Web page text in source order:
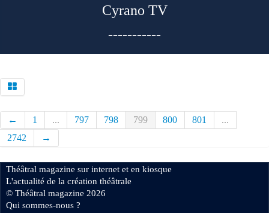
Cyrano TV
-----------
← 1 ... 797 798 799 800 801
...
2742
→
Théâtral magazine sur internet et en kiosque
L'actualité de la création théâtrale
© Théâtral magazine 2026
Qui sommes-nous ?